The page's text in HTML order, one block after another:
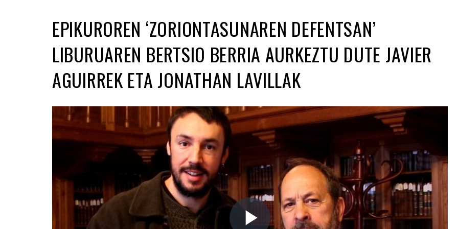
EPIKUROREN ‘ZORIONTASUNAREN DEFENTSAN’
LIBURUAREN BERTSIO BERRIA AURKEZTU DUTE JAVIER
AGUIRREK ETA JONATHAN LAVILLAK